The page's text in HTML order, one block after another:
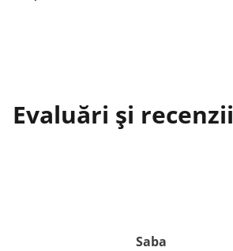
Evaluări și recenzii
Saba